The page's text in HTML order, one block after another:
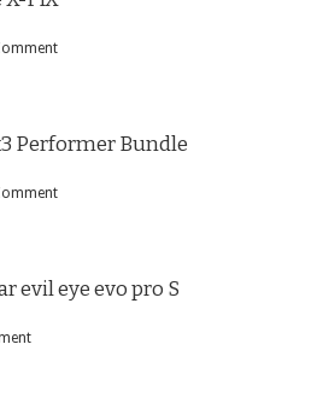
Performer Bundle
evil eye evo pro S